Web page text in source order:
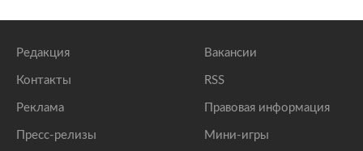
Редакция
Контакты
Реклама
Пресс-релизы
Вакансии
RSS
Правовая информация
Мини-игры